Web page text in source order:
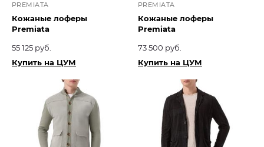
PREMIATA
Кожаные лоферы
Premiata
55 125 руб.
Купить на ЦУМ
PREMIATA
Кожаные лоферы
Premiata
73 500 руб.
Купить на ЦУМ